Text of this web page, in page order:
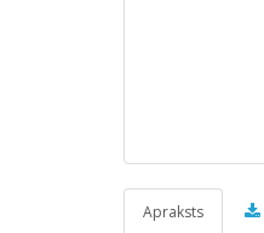
Apraksts